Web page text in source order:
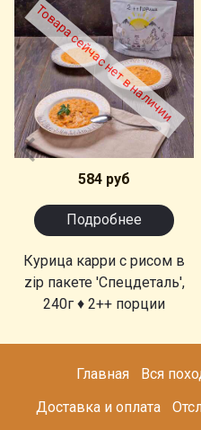
Товара сейчас нет в наличии
584 руб
Подробнее
Курица карри с рисом в
zip пакете 'Спецдеталь',
240г ♦ 2++ порции
Главная Вся
Доставка и оплата